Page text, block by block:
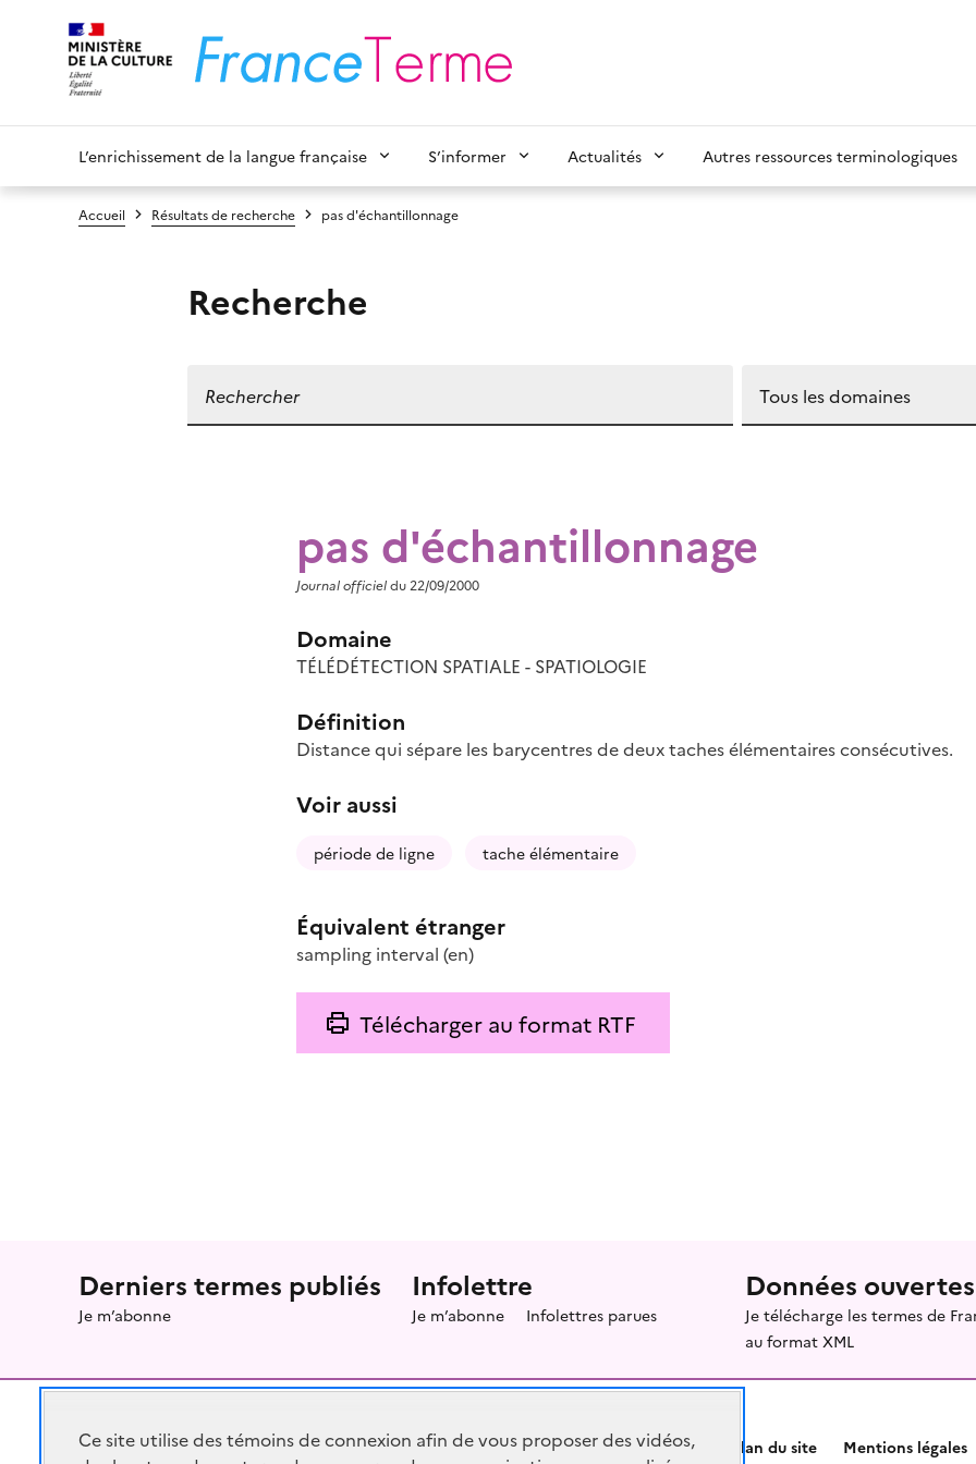
L’enrichissement de la langue française S’informer Actualités Autres ressources terminologiques
Accueil Résultats de recherche pas d'échantillonnage
Recherche
pas d'échantillonnage
Journal officieldu 22/09/2000
Domaine
TÉLÉDÉTECTION SPATIALE - SPATIOLOGIE
Définition
Distance qui sépare les barycentres de deux taches élémentaires consécutives.
Voir aussi
période de ligne tache élémentaire
Équivalent étranger
sampling interval (en)
Télécharger au format RTF
Menu prefooter
Derniers termes publiés
Je m’abonne
Infolettre
Je m’abonne Infolettres parues
Données ouvertes
Je télécharge les termes de
au format XML
Plan du site Mentions légales
Ce site utilise des témoins de connexion afin de vous proposer des vidéos,